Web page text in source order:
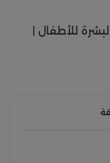
للأطفال |